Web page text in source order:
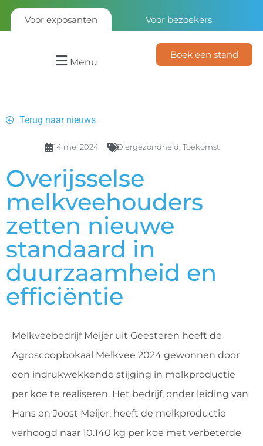
Voor exposanten Voor bezoekers
Menu
Boek een stand
Terug naar nieuws
14 mei 2024 Diergezondheid Toekomst
Overijsselse
melkveehouders
zetten nieuwe
standaard in
duurzaamheid en
efficiëntie
Melkveebedrijf Meijer uit Geesteren heeft de
Agroscoopbokaal Melkvee 2024 gewonnen door
een indrukwekkende stijging in melkproductie
per koe te realiseren. Het bedrijf, onder leiding van
Hans en Joost Meijer, heeft de melkproductie
verhoogd naar 10.140 kg per koe met verbeterde